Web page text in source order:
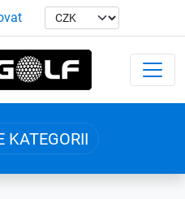
KATEGORII